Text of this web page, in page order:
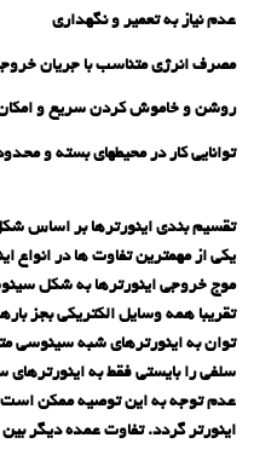
عدم نیاز به تعمیر و نگهداری
مصرف انرژی متناسب با جریان
روشن و خاموش کردن سریع و امکان
توانایی کار در محیطهای بسته و
تقسیم بندی اینورترها بر اساس
یکی از مهمترین تفاوت ها در
موج خروجی اینورترها به شکل
تقریبا همه وسایل الکتریکی بجز
توان به اینورترهای شبه سینوسی
سلفی را بایستی فقط به
عدم توجه به این توصیه ممکن
اینورتر گردد. تفاوت عمده دیگر